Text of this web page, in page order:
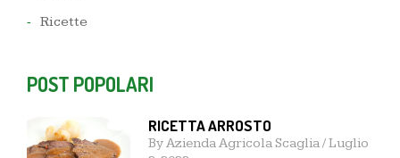
Ricette
POST POPOLARI
RICETTA ARROSTO
ByAzienda Agricola Scaglia/Luglio